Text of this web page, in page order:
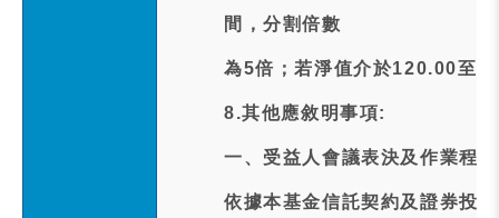
間，分割倍數
為5倍；若淨值介於120.00至
8.其他應敘明事項:
一、受益人會議表決及作業程
依據本基金信託契約及證券投